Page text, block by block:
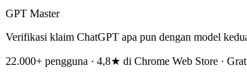
GPT Master
Verifikasi klaim ChatGPT apa pun dengan model
22.000+ pengguna · 4,8★ di Chrome Web Store ·